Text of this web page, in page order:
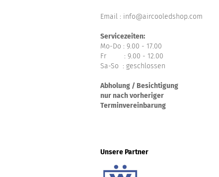
Email : info@aircooledshop.com
Servicezeiten:
Mo-Do : 9.00 - 17.00
Fr : 9.00 - 12.00
Sa-So : geschlossen
Abholung / Besichtigung
nur nach vorheriger
Terminvereinbarung
Unsere Partner